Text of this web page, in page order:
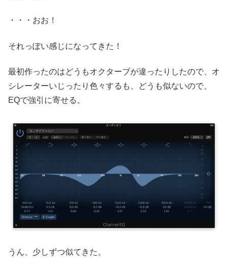
・・・おお！
それっぽい感じになってきた！
最初作ったのはどうもオクターブが違ったりしたので、オ
シレーターいじったり色々するも、どうも似ないので、
EQで強引に寄せる。
うん、少しずつ似てきた。